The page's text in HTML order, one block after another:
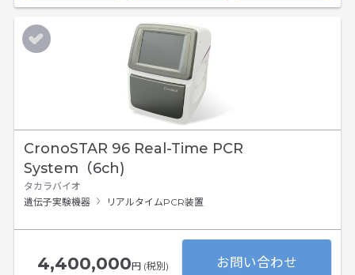
CronoSTAR 96 Real-Time PCR
System（6ch)
タカラバイオ
遺伝子実験機器
リアルタイムPCR装置
4,400,000円 (税別) お問い合わせ